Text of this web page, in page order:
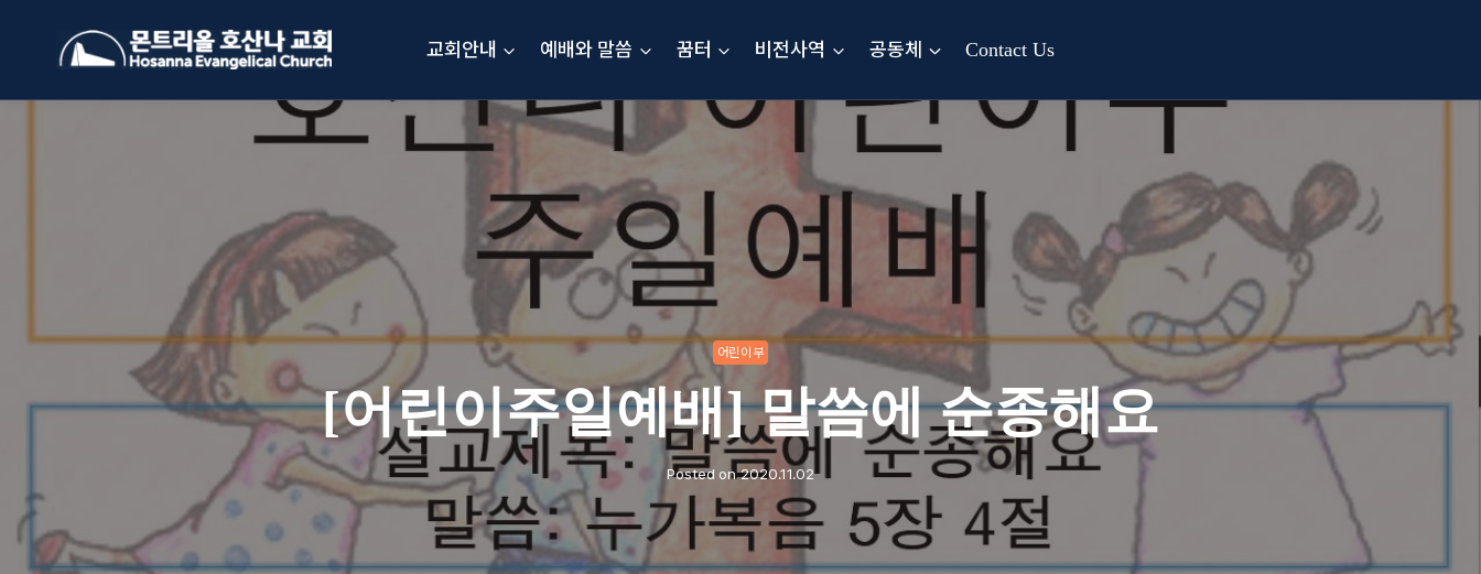
content
교회안내 예배와 말씀 꿈터 비전사역 공동체 Contact Us
어린이부
[어린이주일예배] 말씀에 순종해요
Posted on2020.11.02